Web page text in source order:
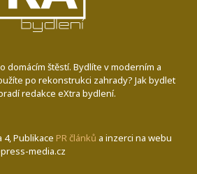
domácím štěstí. Bydlíte v moderním a
po rekonstrukci zahrady? Jak bydlet
redakce eXtra bydlení.
Publikace PR článků a inzerci na webu
media.cz